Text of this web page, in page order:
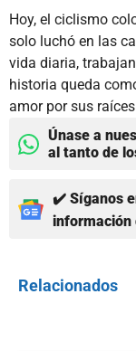
Hoy, el ciclismo
solo luchó en las
vida diaria,
historia queda
amor por sus
Únase a
al tanto de
✔️ Síganos
información
Relacionados